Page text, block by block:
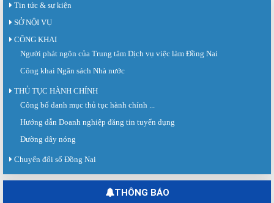
Tin tức & sự kiện
SỞ NỘI VỤ
CÔNG KHAI
Người phát ngôn của Trung tâm Dịch vụ việc làm Đồng Nai
Công khai Ngân sách Nhà nước
THỦ TỤC HÀNH CHÍNH
Công bố danh mục thủ tục hành chính ...
Hướng dẫn Doanh nghiệp đăng tin tuyển dụng
Đường dây nóng
Chuyển đổi số Đồng Nai
THÔNG BÁO
Sàn giao dịch việc làm lần thứ 08 năm 2026: Hơn 4.300 cơ hội...
Sáng ngày 03/8/2026, Trung tâm Dịch vụ việc làm Đồng Nai tổ chức Sàn giao
Báo cáo số 141/BC-TTDVVL của Trung tâm Dịch vụ việc làm Đồng...
Báo cáo kết quả tổ chức Sàn giao dịch việc làm lần thứ 08/2026 ngày 03
tháng 08 năm 2026.
Ngày hội việc làm phường Hố Nai tháng 8 năm 2026